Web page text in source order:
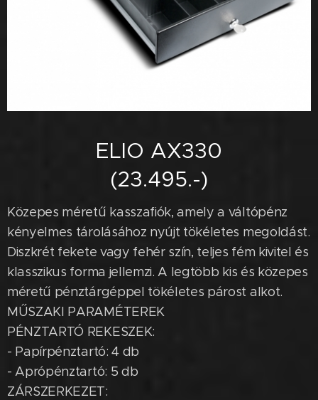
ELIO AX330
(23.495.-)
Közepes méretű kasszafiók, amely a váltópénz
kényelmes tárolásához nyújt tökéletes megoldást.
Diszkrét fekete vagy fehér szín, teljes fém kivitel és
klasszikus forma jellemzi. A legtöbb kis és közepes
méretű pénztárgéppel tökéletes párost alkot.
MŰSZAKI PARAMÉTEREK
PÉNZTARTÓ REKESZEK:
- Papírpénztartó: 4 db
- Aprópénztartó: 5 db
ZÁRSZERKEZET: